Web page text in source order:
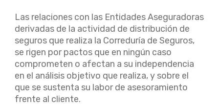
Las relaciones con las Entidades Aseguradoras
derivadas de la actividad de distribución de
seguros que realiza la Correduría de Seguros,
se rigen por pactos que en ningún caso
comprometen o afectan a su independencia
en el análisis objetivo que realiza, y sobre el
que se sustenta su labor de asesoramiento
frente al cliente.